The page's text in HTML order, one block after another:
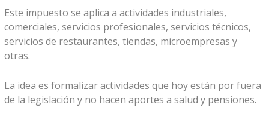
Este impuesto se aplica a actividades industriales,
comerciales, servicios profesionales, servicios técnicos,
servicios de restaurantes, tiendas, microempresas y
otras.
La idea es formalizar actividades que hoy están por fuera
de la legislación y no hacen aportes a salud y pensiones.